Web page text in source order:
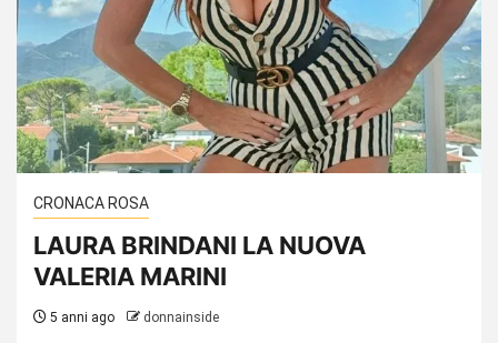
CRONACA ROSA
LAURA BRINDANI LA NUOVA
VALERIA MARINI
5 anni ago donnainside